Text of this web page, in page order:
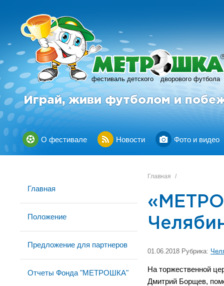
фестиваль детского дворового футбола
R
Играй, живи футболом и
О фестивале Новости Фото и видео
Главная
Положение
Предложение для партнеров
Отчеты Фонда "МЕТРОШКА"
Главная /
01.06.2018 Рубрика:
На торжественной
Дмитрий Борщев,